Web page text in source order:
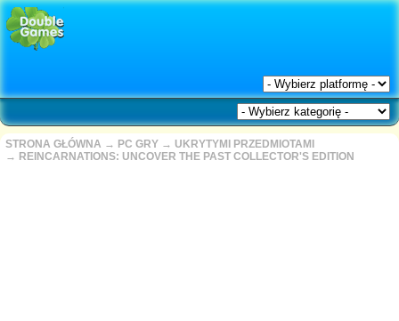
STRONA GŁÓWNA → PC GRY → UKRYTYMI PRZEDMIOTAMI
→ REINCARNATIONS: UNCOVER THE PAST COLLECTOR'S EDITION